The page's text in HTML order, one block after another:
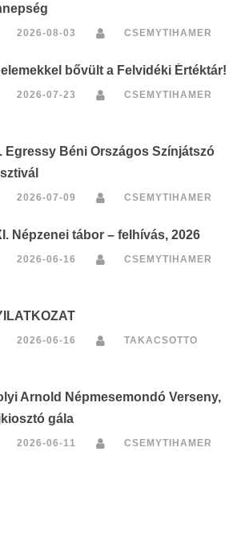
2026-08-03 CSEMYTIHAMER
bővült a Felvidéki Értéktár!
2026-07-23 CSEMYTIHAMER
Egressy Béni Országos Színjátszó
2026-07-09 CSEMYTIHAMER
Népzenei tábor – felhívás, 2026
2026-06-16 CSEMYTIHAMER
2026-06-16 TAKACSOTTO
Arnold Népmesemondó Verseny,
gála
2026-06-11 CSEMYTIHAMER